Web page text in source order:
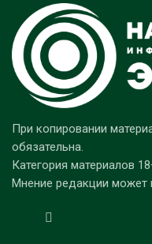
При копировании
обязательна.
Категория материалов
Мнение редакции может